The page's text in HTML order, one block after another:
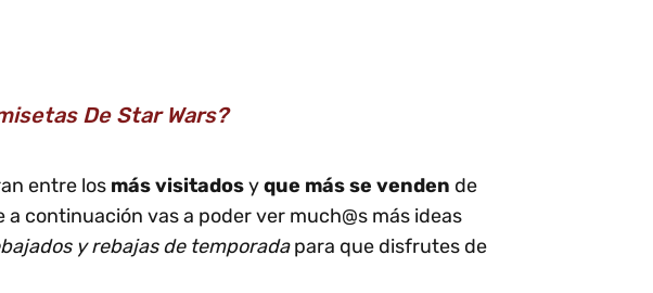
De Star Wars?
entre los más visitadosyque más se venden de
a continuación vas a poder ver much@s más ideas
y rebajas de temporadapara que disfrutes de